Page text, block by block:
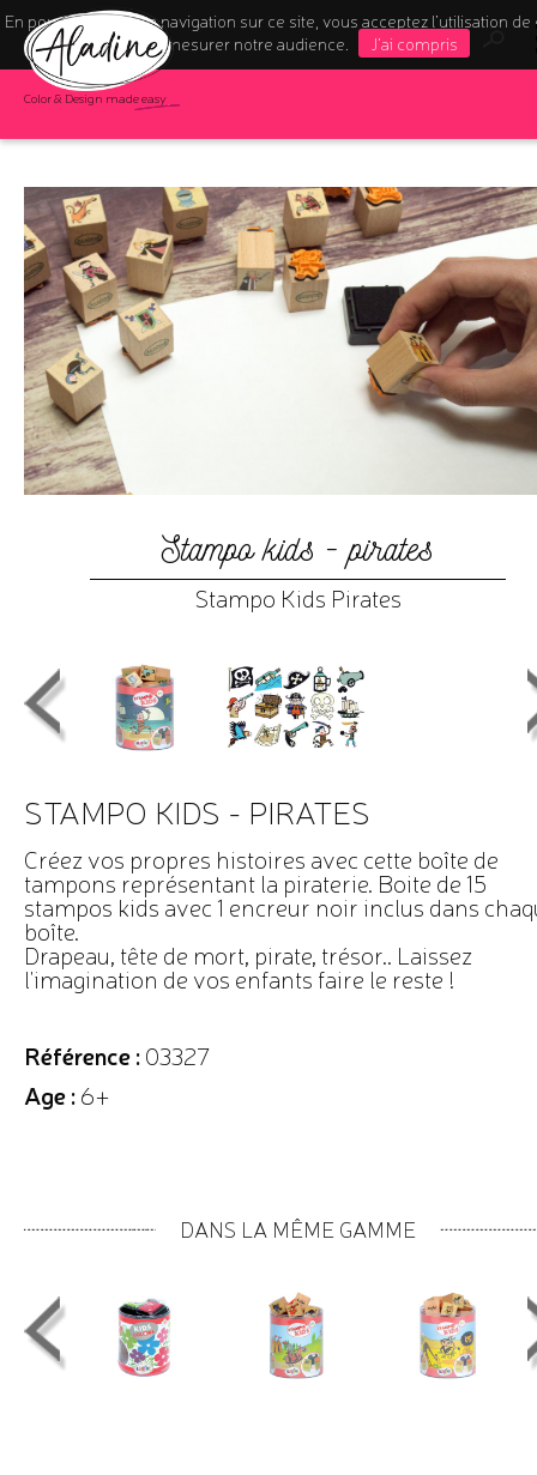
En poursuivant votre navigation sur ce site, vous acceptez l’utilisation de
pour mesurer notre audience.
J'ai compris
Color & Design made easy
Stampo kids - pirates
Stampo Kids Pirates
STAMPO KIDS - PIRATES
Créez vos propres histoires avec cette boîte de
tampons représentant la piraterie. Boite de 15
stampos kids avec 1 encreur noir inclus dans
boîte.
Drapeau, tête de mort, pirate, trésor.. Laissez
l'imagination de vos enfants faire le reste !
Référence :03327
Age :6+
DANS LA MÊME GAMME